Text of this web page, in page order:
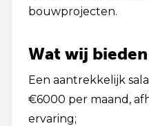
bouwprojecten.
Wat wij bieden
Een aantrekkelijk
€6000 per maand,
ervaring;